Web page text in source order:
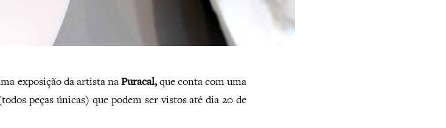
exposição da artista na Puracal,que conta com uma
peças únicas) que podem ser vistos até dia 20 de